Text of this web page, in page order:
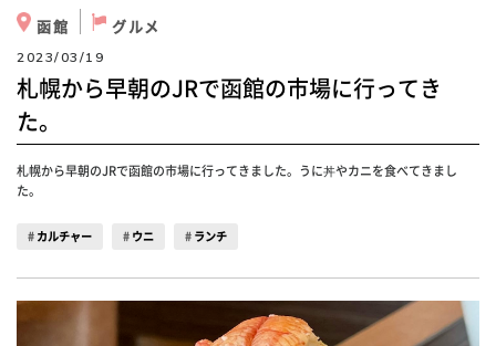
函館 グルメ
2023/03/19
札幌から早朝のJRで函館の市場に行ってき
た。
札幌から早朝のJRで函館の市場に行ってきました。うに丼やカニを食べてきまし
た。
カルチャー ウニ ランチ